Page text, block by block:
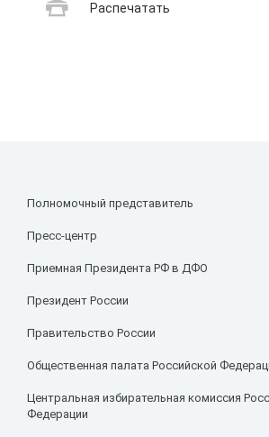
Распечатать
Полномочный представитель
Пресс-центр
Приемная Президента РФ в ДФО
Президент России
Правительство России
Общественная палата Российской
Центральная избирательная комиссия
Федерации